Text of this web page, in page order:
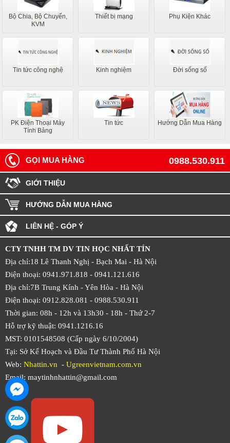
Bộ Chia, Bộ Chuyển,
KVM
Thiết bị mạng Phụ Kiện Khác
Tin tức công nghệ Kinh nghiệm Đời sống số
PK Điện Thoại Máy
Tính Bảng
Tin tức Hướng Dẫn Mua Hàng
0988.530.911
GỌI MUA HÀNG
GIỚI THIỆU
HƯỚNG DẪN MUA HÀNG
LIÊN HỆ - GÓP Ý
CTY TNHH TM DV TIN HỌC NHẤT TÍN
Địa chỉ:18 Lê Thanh Nghị - Bạch Mai - Hà Nội
Điện thoại: 0941.971.818 - 0941.121.616
Địa chỉ:7B Trung Kính - Yên Hòa - Hà Nội
Điện thoại: 0912.828.081 - 0988.530.911
Thời gian: 08h - 12h và 13h30 - 18h - Thứ 2-7
Hỗ trợ kỹ thuật: 0941.1216.16
MST: 0101548508 (Cấp ngày 6/10/2004)
Tại: Sở Kế Hoạch và Đầu Tư Thành Phố Hà Nội
Web: Nhattin.vn - Ugreenvietnam.com.vn
Email: maytinhnhattin@gmail.com